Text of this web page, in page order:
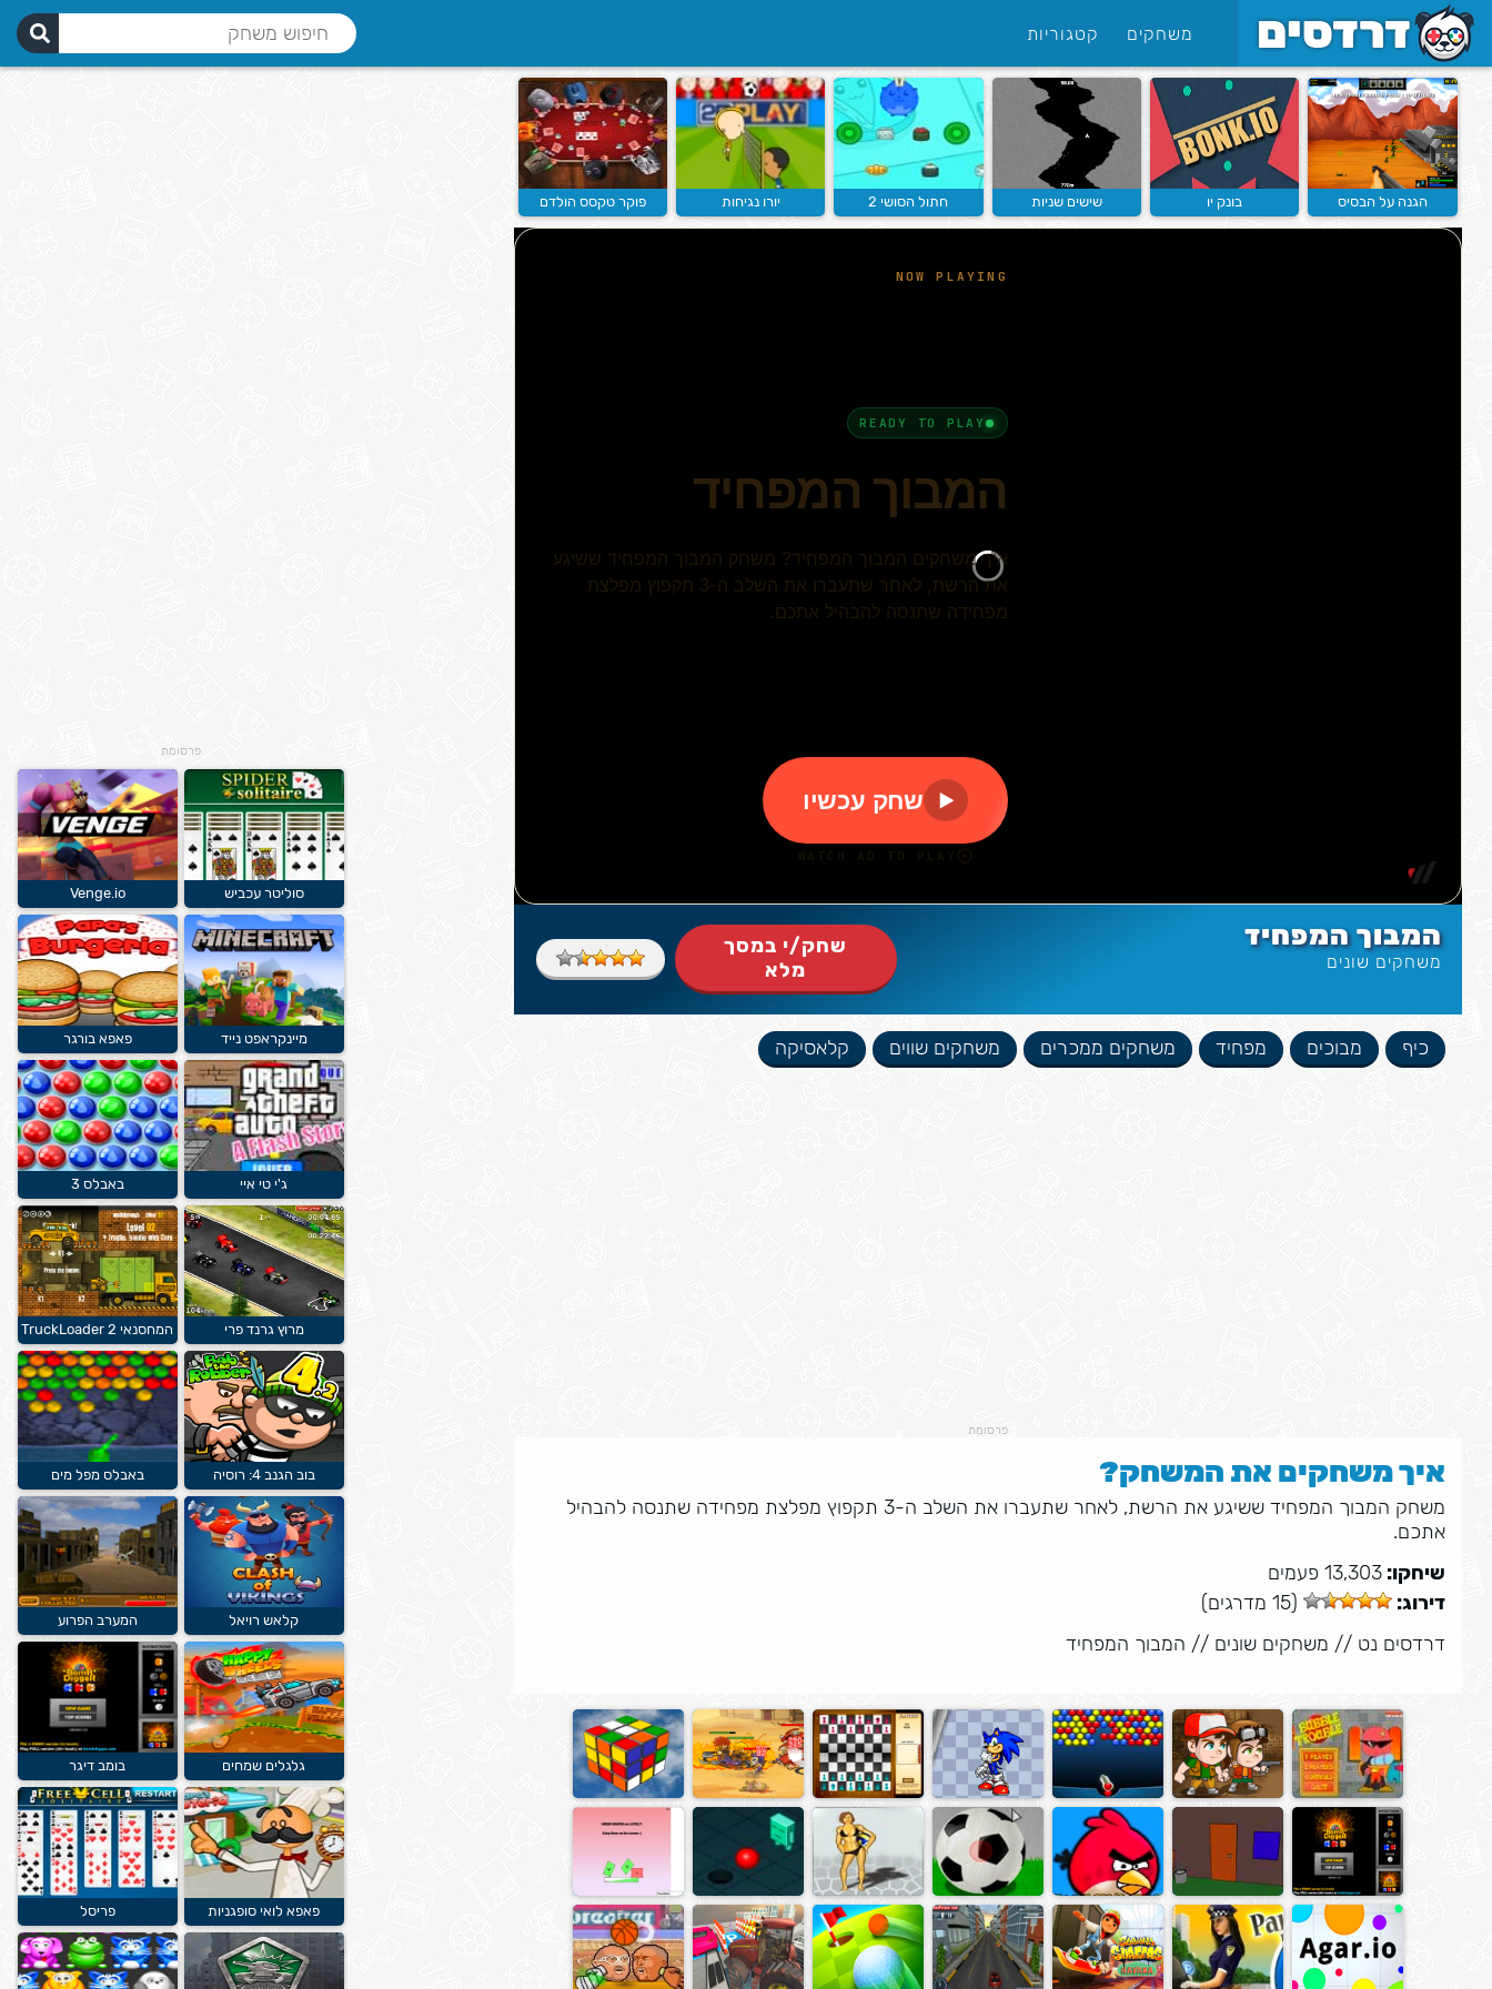
משחקים קטגוריות
הגנה על הבסיס בונק יו שישים שניות חתול הסושי 2 יורו נגיחות פוקר טקסס הולדם
המבוך המפחיד
משחקים שונים
שחק/י במסך
מלא
כיף מבוכים מפחיד משחקים ממכרים משחקים שווים קלאסיקה
פרסומת
איך משחקים את המשחק?
משחק המבוך המפחיד ששיגע את הרשת, לאחר שתעברו את השלב ה-3 תקפוץ מפלצת מפחידה שתנסה להבהיל
אתכם.
שיחקו:13,303 פעמים
דירוג:
(15 מדרגים)
דרדסים נט // משחקים שונים // המבוך המפחיד
פרסומת
סוליטר עכביש Venge.io
מיינקראפט נייד פאפא בורגר
ג'י טי איי באבלס 3
מרוץ גרנד פרי המחסנאי 2 TruckLoader
בוב הגנב 4: רוסיה באבלס מפל מים
קלאש רויאל המערב הפרוע
גלגלים שמחים בומב דיגר
פאפא לואי סופגניות פריסל